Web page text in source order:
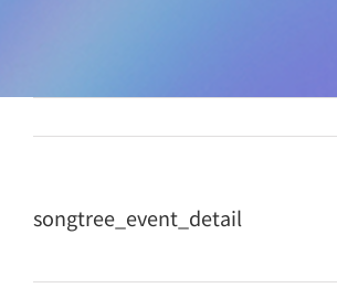
songtree_event_detail